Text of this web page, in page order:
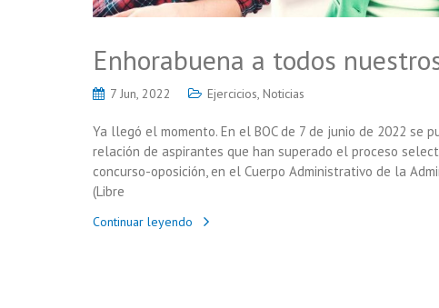
Enhorabuena a todos
7 Jun, 2022 Ejercicios, Noticias
Ya llegó el momento. En el BOC de 7 de junio de 2022 se
relación de aspirantes que han superado el proceso
concurso-oposición, en el Cuerpo Administrativo de la
(Libre
Continuar leyendo